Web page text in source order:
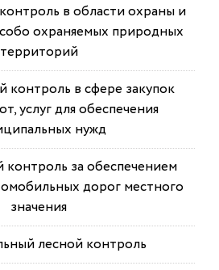
в области охраны и
охраняемых природных
территорий
в сфере закупок
услуг для обеспечения
нужд
за обеспечением
дорог местного
значения
лесной контроль